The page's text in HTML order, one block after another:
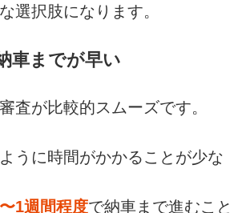
選択肢になります。
車までが早い
査が比較的スムーズです。
うに時間がかかることが少な
1週間程度で納車まで進むこと